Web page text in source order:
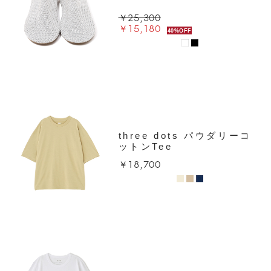
￥25,300
￥15,180 40%OFF
three dots パウダリーコ
ットンTee
￥18,700